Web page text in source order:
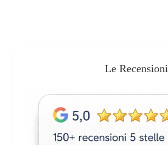
Le Recensioni